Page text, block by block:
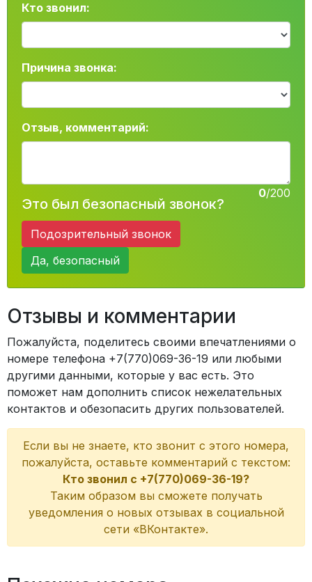
Кто звонил:
Причина звонка:
Отзыв, комментарий:
0/200
Это был безопасный звонок?
Подозрительный звонок
Да, безопасный
Отзывы и комментарии
Пожалуйста, поделитесь своими впечатлениями о
номере телефона +7(770)069-36-19 или любыми
другими данными, которые у вас есть. Это
поможет нам дополнить список нежелательных
контактов и обезопасить других пользователей.
Если вы не знаете, кто звонит с этого номера,
пожалуйста, оставьте комментарий с текстом:
Кто звонил с +7(770)069-36-19?
Таким образом вы сможете получать
уведомления о новых отзывах в социальной
сети «ВКонтакте».